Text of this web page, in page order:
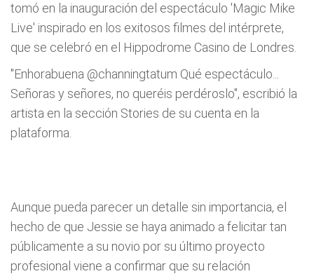
tomó en la inauguración del espectáculo 'Magic Mike
Live' inspirado en los exitosos filmes del intérprete,
que se celebró en el Hippodrome Casino de Londres.
"Enhorabuena @channingtatum Qué espectáculo...
Señoras y señores, no queréis perdéroslo", escribió la
artista en la sección Stories de su cuenta en la
plataforma.
Aunque pueda parecer un detalle sin importancia, el
hecho de que Jessie se haya animado a felicitar tan
públicamente a su novio por su último proyecto
profesional viene a confirmar que su relación